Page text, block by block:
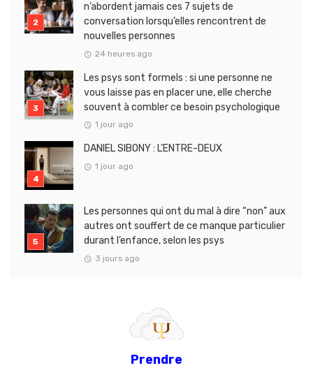
n’abordent jamais ces 7 sujets de
conversation lorsqu’elles rencontrent de
nouvelles personnes
24 heures ago
Les psys sont formels : si une personne ne
vous laisse pas en placer une, elle cherche
souvent à combler ce besoin psychologique
1 jour ago
DANIEL SIBONY : L’ENTRE-DEUX
1 jour ago
Les personnes qui ont du mal à dire “non” aux
autres ont souffert de ce manque particulier
durant l’enfance, selon les psys
3 jours ago
Prendre